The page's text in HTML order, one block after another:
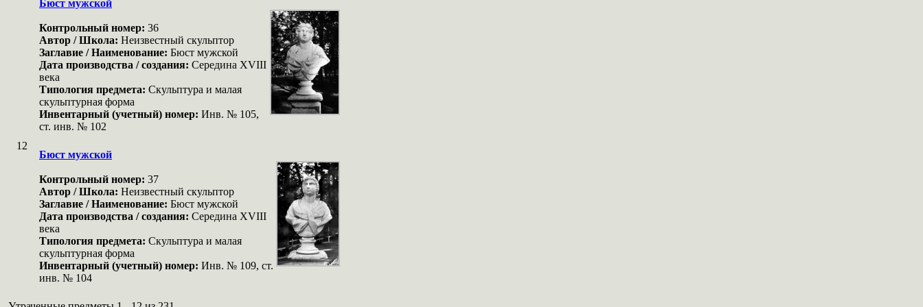
Бюст мужской
Контрольный номер: 36
Автор / Школа: Неизвестный скульптор
Заглавие / Наименование: Бюст мужской
Дата производства / создания: Середина XVIII
века
Типология предмета: Скульптура и малая
скульптурная форма
Инвентарный (учетный) номер: Инв. № 105,
ст. инв. № 102
12
Бюст мужской
Контрольный номер: 37
Автор / Школа: Неизвестный скульптор
Заглавие / Наименование: Бюст мужской
Дата производства / создания: Середина XVIII
века
Типология предмета: Скульптура и малая
скульптурная форма
Инвентарный (учетный) номер: Инв. № 109, ст.
инв. № 104